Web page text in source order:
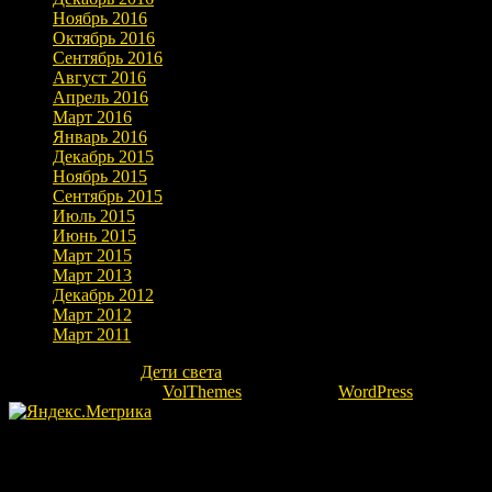
Ноябрь 2016
Октябрь 2016
Сентябрь 2016
Август 2016
Апрель 2016
Март 2016
Январь 2016
Декабрь 2015
Ноябрь 2015
Сентябрь 2015
Июль 2015
Июнь 2015
Март 2015
Март 2013
Декабрь 2012
Март 2012
Март 2011
Дети света
VolThemes WordPress